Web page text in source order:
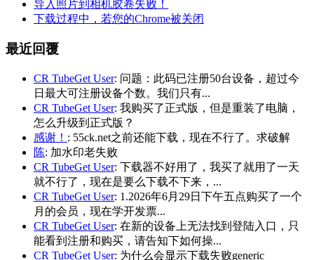
导入照片到相机胶卷失败！
下载过程中，若您的Chrome被关闭
最近回覆
CR TubeGet User: 问题：此码已注册50台设备，超过今
日最大可注册设备个数。我们只有...
CR TubeGet User: 我购买了正式版，但是重装了电脑，
怎么升级到正式版？
感谢！ : 55ck.net之前还能下载，现在不行了。求破解
陈: 加水印老失败
CR TubeGet User: 下载器不好用了，我买了就用了一天
就不行了，现在是要么下载不下来，...
CR TubeGet User: 1.2026年6月29日下午五点购买了一个
月的会员，现在学开发票...
CR TubeGet User: 在新的设备上无法找到登陆入口，只
能看到注册和购买，请告知下如何操...
CR TubeGet User: 为什么会显示下载失败generic